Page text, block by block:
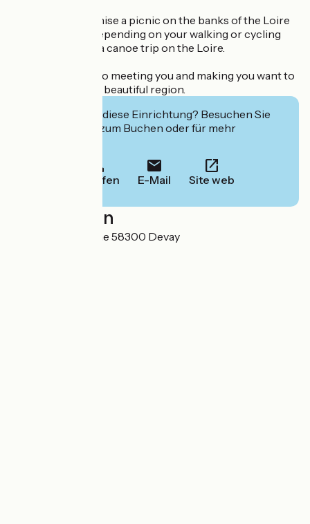
We can also organise a picnic on the banks of the Loire
or in the forest, depending on your walking or cycling
itinerary, or even a canoe trip on the Loire.
We look forward to meeting you and making you want to
come back to this beautiful region.
Interessiert Sie diese Einrichtung? Besuchen Sie
deren Website zum Buchen oder für mehr
Anrufen E-Mail Site web
Localisation
16 rue de la chaume 58300 Devay